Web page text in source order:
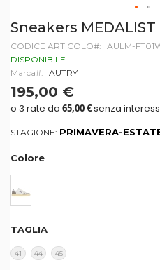
Vai
all'inizio
della
galleria
di
Sneakers
CODICE ARTICOLO
AULM-
DISPONIBILE
Marca
AUTRY
195,00 €
STAGIONE: PRIMAVERA-
Colore
TAGLIA
41 44 45